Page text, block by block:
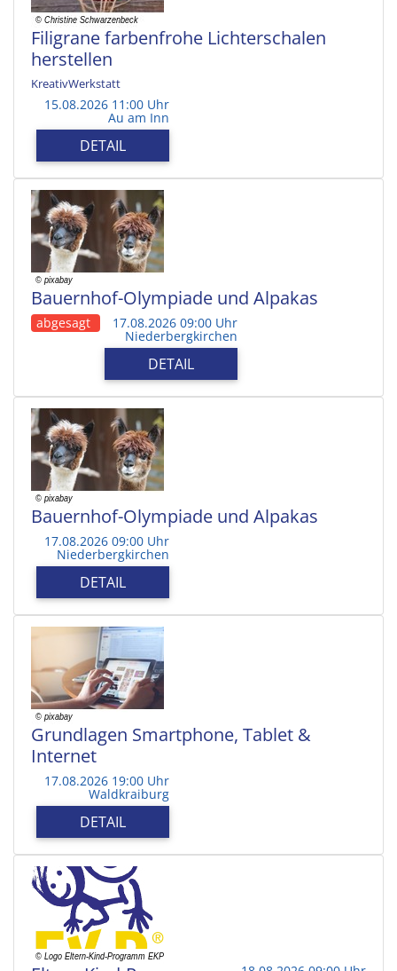
Filigrane farbenfrohe Lichterschalen
herstellen
KreativWerkstatt
15.08.2026 11:00 Uhr
Au am Inn
DETAIL
Bauernhof-Olympiade und Alpakas
abgesagt 17.08.2026 09:00 Uhr
Niederbergkirchen
DETAIL
Bauernhof-Olympiade und Alpakas
17.08.2026 09:00 Uhr
Niederbergkirchen
DETAIL
Grundlagen Smartphone, Tablet &
Internet
17.08.2026 19:00 Uhr
Waldkraiburg
DETAIL